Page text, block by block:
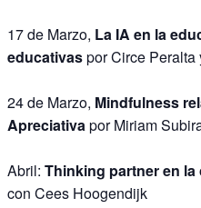
17 de Marzo, La IA en la
educativaspor Circe Peralta
24 de Marzo, Mindfulness
Apreciativapor Miriam
Abril: Thinking partner en
con Cees Hoogendijk